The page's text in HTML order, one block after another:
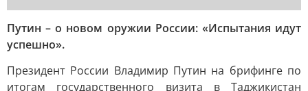
Путин – о новом оружии России: «Испытания идут
успешно».
Президент России Владимир Путин на брифинге по
итогам государственного визита в Таджикистан